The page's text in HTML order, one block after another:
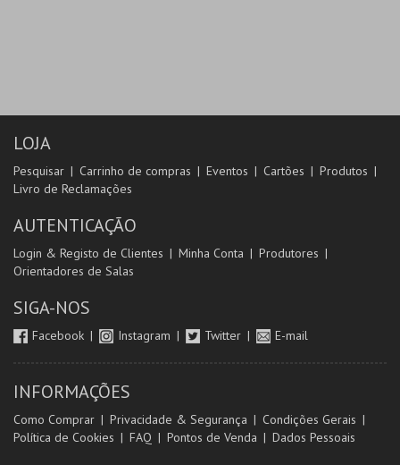
LOJA
Pesquisar Carrinho de compras Eventos Cartões
Produtos
Livro de Reclamações
AUTENTICAÇÃO
Login & Registo de Clientes Minha Conta
Produtores
Orientadores de Salas
SIGA-NOS
Facebook Instagram Twitter E-mail
INFORMAÇÕES
Como Comprar Privacidade & Segurança
Condições Gerais
Política de Cookies
FAQ Pontos de Venda Dados Pessoais